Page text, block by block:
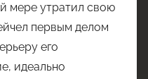
мере утратил свою
первым делом
его
идеально